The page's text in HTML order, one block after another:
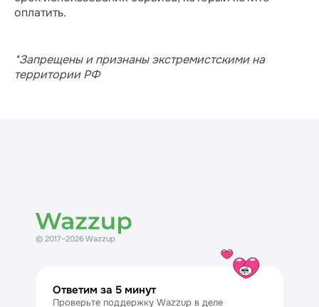
оплатить.
*Запрещены и признаны экстремистскими на
территории РФ
© 2017–2026 Wazzup
Ответим за 5 минут
Проверьте поддержку Wazzup в деле